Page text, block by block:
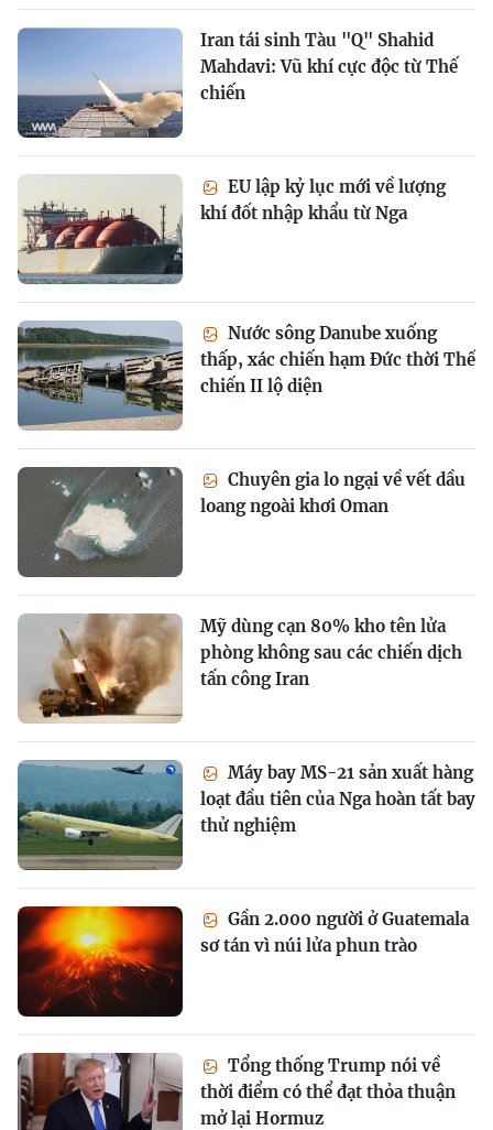
Iran tái sinh Tàu "Q" Shahid
Mahdavi: Vũ khí cực độc từ Thế
chiến
EU lập kỷ lục mới về lượng
khí đốt nhập khẩu từ Nga
Nước sông Danube xuống
thấp, xác chiến hạm Đức thời Thế
chiến II lộ diện
Chuyên gia lo ngại về vết dầu
loang ngoài khơi Oman
Mỹ dùng cạn 80% kho tên lửa
phòng không sau các chiến dịch
tấn công Iran
Máy bay MS-21 sản xuất hàng
loạt đầu tiên của Nga hoàn tất bay
thử nghiệm
Gần 2.000 người ở Guatemala
sơ tán vì núi lửa phun trào
Tổng thống Trump nói về
thời điểm có thể đạt thỏa thuận
mở lại Hormuz